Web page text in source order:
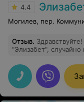
4.4
Могилев, пер.
Отзыв.
"Элизабет",
довольна!
профессионал с
домыслы, все
к себе, что
лишней информации,